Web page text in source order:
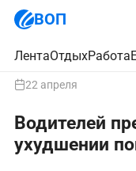
ВОП
ЛентаОтдыхРабота
22 апреля
Водителей
ухудшении